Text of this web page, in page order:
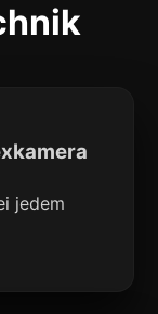
jedem